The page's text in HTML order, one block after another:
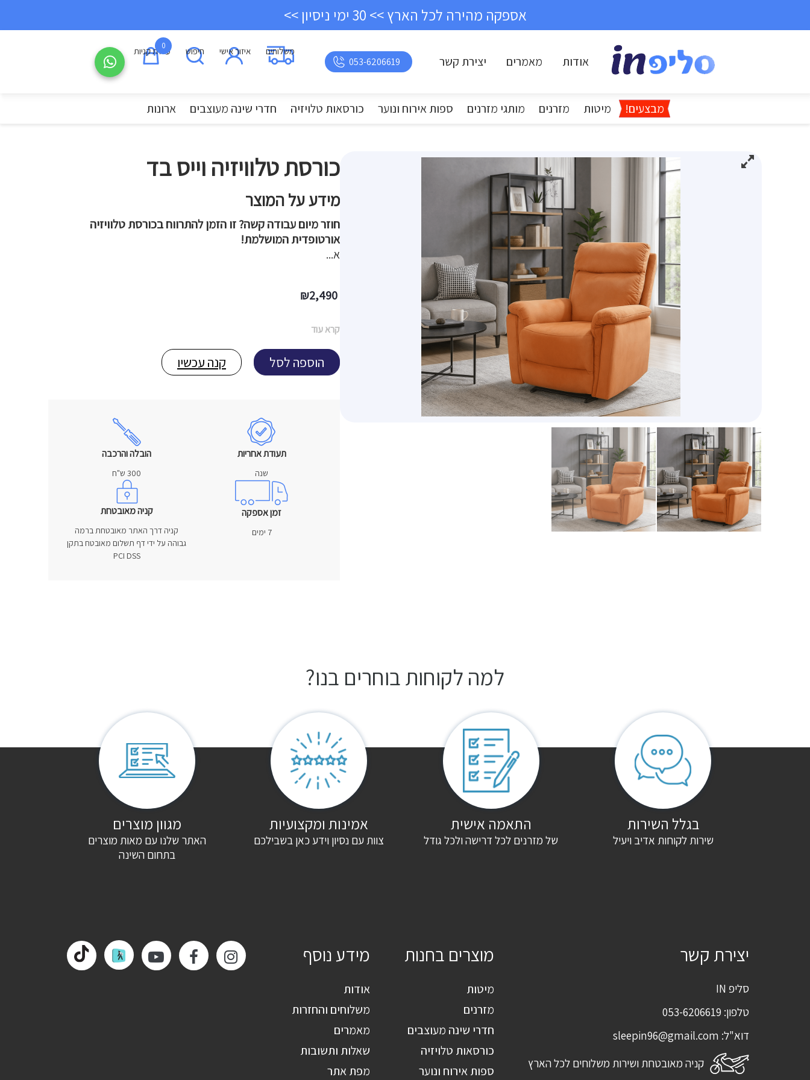
אספקה מהירה לכל הארץ >> 30 ימי ניסיון >>
אודות מאמרים יצירת קשר 053-6206619
משלוחים איזור אישי חיפוש 0
עגלת קניות
מבצעים! מיטות מזרנים מותגי מזרנים ספות אירוח ונוער כורסאות טלויזיה חדרי שינה מעוצבים ארונות
​כורסת טלוויזיה וייס בד
מידע על המוצר
חוזר מיום עבודה קשה? זו הזמן להתרווח בכורסת טלוויזיה
אורטופדית המושלמת!
א...
2,490
₪
קרא עוד
הוספה לסל קנה עכשיו
תעודת אחריות
שנה
הובלה והרכבה
300 ש"ח
זמן אספקה
7 ימים
קניה מאובטחת
קניה דרך האתר מאובטחת ברמה
גבוהה על ידי דף תשלום מאובטח בתקן
PCI DSS
היה הראשון לכתוב סקירה “​כורסת טלוויזיה וייס בד”
שדות החובה מסומנים
למה לקוחות בוחרים בנו?
בגלל השירות
שירות לקוחות אדיב ויעיל
התאמה אישית
של מזרנים לכל דרישה ולכל גודל
אמינות ומקצועיות
צוות עם נסיון וידע כאן בשבילכם
מגוון מוצרים
האתר שלנו עם מאות מוצרים
בתחום השינה
יצירת קשר
סליפ IN
טלפון: 053-6206619
דוא"ל: sleepin96@gmail.com
קניה מאובטחת ושירות משלוחים לכל הארץ
מוצרים בחנות
מיטות
מזרנים
חדרי שינה מעוצבים
כורסאות טלויזיה
ספות אירוח ונוער
מידע נוסף
אודות
משלוחים והחזרות
מאמרים
שאלות ותשובות
מפת אתר